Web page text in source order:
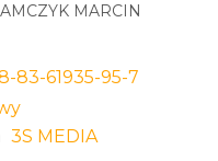
MARCIN
83-61935-95-7
3S MEDIA